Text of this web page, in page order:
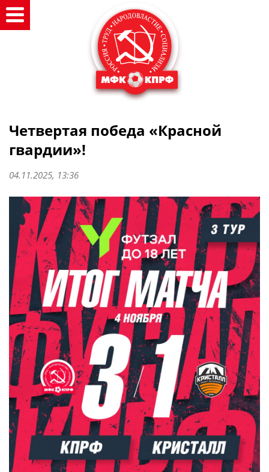
Четвертая победа «Красной
гвардии»!
04.11.2025, 13:36